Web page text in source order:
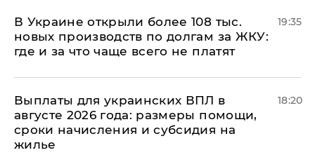
В Украине открыли более 108 тыс.
новых производств по долгам за ЖКУ:
где и за что чаще всего не платят
19:35
Выплаты для украинских ВПЛ в
августе 2026 года: размеры помощи,
сроки начисления и субсидия на
жилье
18:20